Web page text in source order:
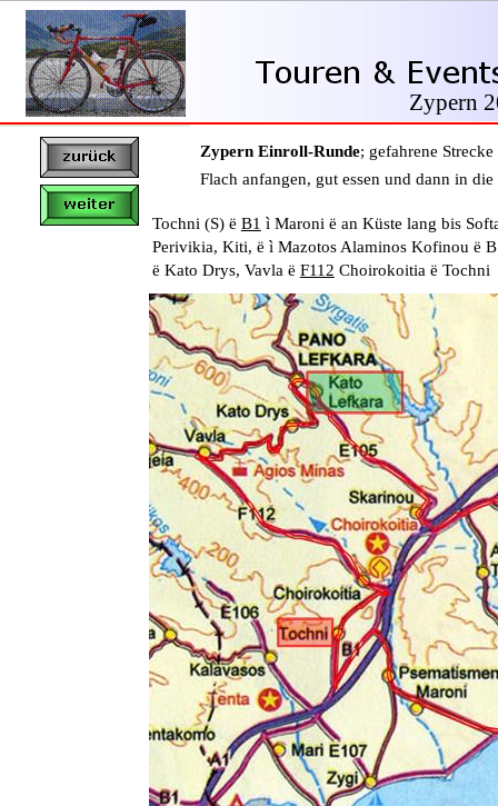
Zypern Einroll-Runde; gefahrene
Flach anfangen, gut essen und dann in
Zypern
Tochni (S) ë B1 ì Maroni ë an Küste lang bis
Perivikia, Kiti, ë ì Mazotos Alaminos Kofinou ë
ë Kato Drys, Vavla ë F112 Choirokoitia ë Tochni